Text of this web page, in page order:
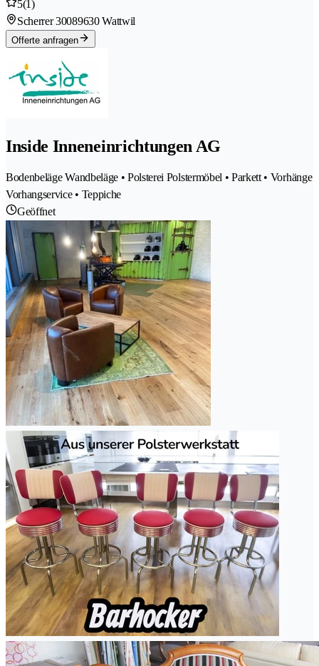
5(1)
Scherrer 30089630 Wattwil
Offerte anfragen
Inside Inneneinrichtungen AG
Bodenbeläge Wandbeläge • Polsterei Polstermöbel • Parkett • Vorhänge
Vorhangservice • Teppiche
Geöffnet